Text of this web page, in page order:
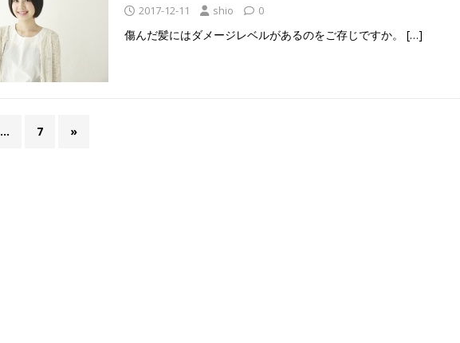
2017-12-11 shio 0
傷んだ髪にはダメージレベルがあるのをご存じですか。 […]
… 7 »